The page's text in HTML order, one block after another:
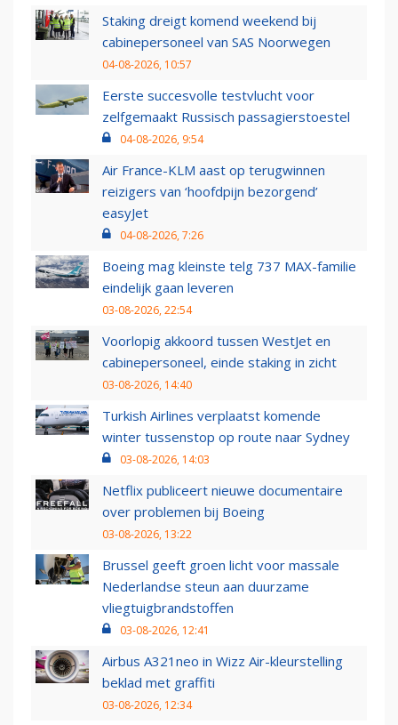
Staking dreigt komend weekend bij
cabinepersoneel van SAS Noorwegen
04-08-2026, 10:57
Eerste succesvolle testvlucht voor
zelfgemaakt Russisch passagierstoestel
04-08-2026, 9:54
Air France-KLM aast op terugwinnen
reizigers van ‘hoofdpijn bezorgend’
easyJet
04-08-2026, 7:26
Boeing mag kleinste telg 737 MAX-familie
eindelijk gaan leveren
03-08-2026, 22:54
Voorlopig akkoord tussen WestJet en
cabinepersoneel, einde staking in zicht
03-08-2026, 14:40
Turkish Airlines verplaatst komende
winter tussenstop op route naar Sydney
03-08-2026, 14:03
Netflix publiceert nieuwe documentaire
over problemen bij Boeing
03-08-2026, 13:22
Brussel geeft groen licht voor massale
Nederlandse steun aan duurzame
vliegtuigbrandstoffen
03-08-2026, 12:41
Airbus A321neo in Wizz Air-kleurstelling
beklad met graffiti
03-08-2026, 12:34